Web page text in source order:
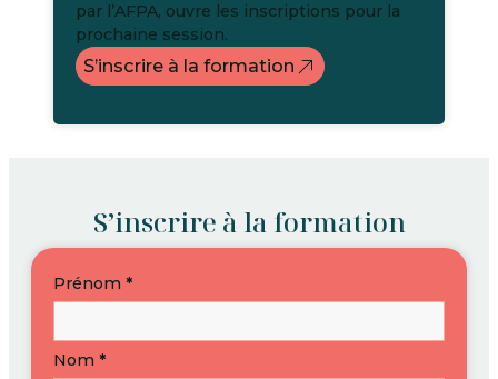
par l’AFPA, ouvre les inscriptions pour la
prochaine session.
S’inscrire à la formation
S’inscrire à la formation
S’inscrire
à
formation
Prénom *
Nom *